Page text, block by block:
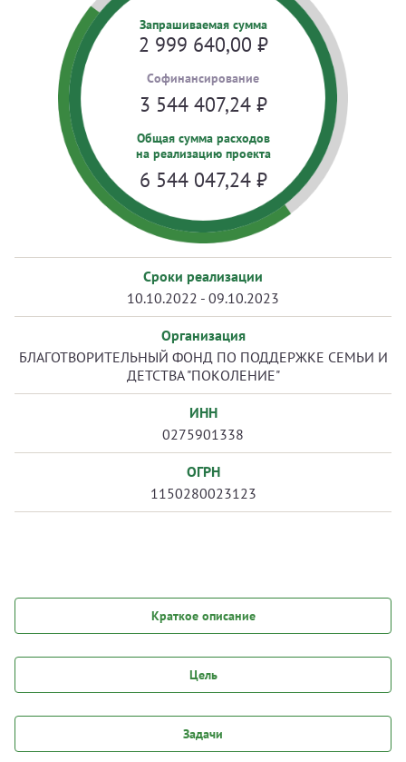
Запрашиваемая сумма
2 999 640,00 ₽
Cофинансирование
3 544 407,24 ₽
Общая сумма расходов
на реализацию проекта
6 544 047,24 ₽
Сроки реализации
10.10.2022 - 09.10.2023
Организация
БЛАГОТВОРИТЕЛЬНЫЙ ФОНД ПО ПОДДЕРЖКЕ СЕМЬИ И
ДЕТСТВА "ПОКОЛЕНИЕ"
ИНН
0275901338
ОГРН
1150280023123
Краткое описание
Цель
Задачи